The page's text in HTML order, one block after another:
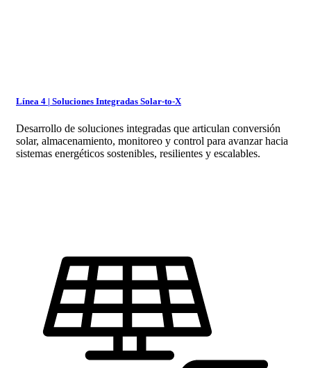
Línea 4 | Soluciones Integradas Solar-to-X
Desarrollo de soluciones integradas que articulan conversión
solar, almacenamiento, monitoreo y control para avanzar hacia
sistemas energéticos sostenibles, resilientes y escalables.